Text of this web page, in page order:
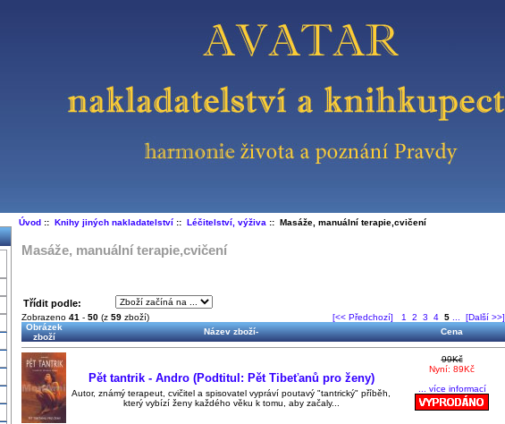
Úvod:: Knihy jiných nakladatelství:: Léčitelství, výživa :: Masáže, manuální terapie,cvičení
Masáže, manuální terapie,cvičení
Třídit podle:
Zobrazeno 41 - 50 (z 59 zboží) [<< Předchozí] 1 2 3 4 5 ...
[Další >>]
Obrázek
zboží
Název zboží- Cena
Pět tantrik - Andro (Podtitul: Pět Tibeťanů pro ženy)
Autor, známý terapeut, cvičitel a spisovatel vypráví poutavý "tantrický" příběh,
který vybízí ženy každého věku k tomu, aby začaly...
99Kč
Nyní: 89Kč
... více informací